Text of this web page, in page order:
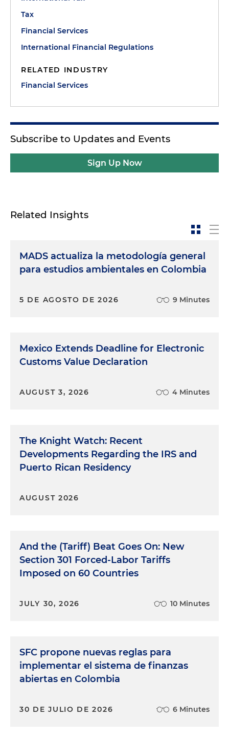
Tax
Financial Services
International Financial Regulations
RELATED INDUSTRY
Financial Services
Subscribe to Updates and Events
Sign Up Now
Related Insights
MADS actualiza la metodología general
para estudios ambientales en Colombia
5 DE AGOSTO DE 2026 9 Minutes
Mexico Extends Deadline for Electronic
Customs Value Declaration
AUGUST 3, 2026 4 Minutes
The Knight Watch: Recent
Developments Regarding the IRS and
Puerto Rican Residency
AUGUST 2026
And the (Tariff) Beat Goes On: New
Section 301 Forced-Labor Tariffs
Imposed on 60 Countries
JULY 30, 2026 10 Minutes
SFC propone nuevas reglas para
implementar el sistema de finanzas
abiertas en Colombia
30 DE JULIO DE 2026 6 Minutes